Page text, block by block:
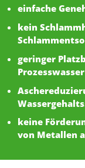
einfache
kein
geringer
keine
von Metallen